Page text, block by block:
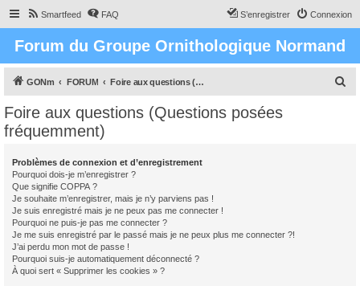
Smartfeed FAQ Connexion
S’enregistrer
Forum du Groupe Ornithologique Normand
GONm FORUM Foire aux questions (Questions posées fréquemment)
Foire aux questions (Questions posées
fréquemment)
Problèmes de connexion et d’enregistrement
Pourquoi dois-je m’enregistrer ?
Que signifie COPPA ?
Je souhaite m’enregistrer, mais je n’y parviens pas !
Je suis enregistré mais je ne peux pas me connecter !
Pourquoi ne puis-je pas me connecter ?
Je me suis enregistré par le passé mais je ne peux plus me connecter ?!
J’ai perdu mon mot de passe !
Pourquoi suis-je automatiquement déconnecté ?
À quoi sert « Supprimer les cookies » ?